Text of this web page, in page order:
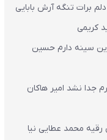
برات تنگه آرش بابایی
سینه دارم حسین
جدا نشد امیر هاکان
محمد عطایی نیا